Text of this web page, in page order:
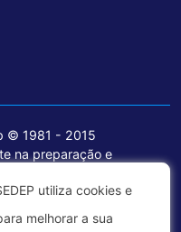
© 1981 - 2015
na preparação e
de tecnologia de
de serviços voltados
informações seguras e
utiliza cookies e
melhorar a sua